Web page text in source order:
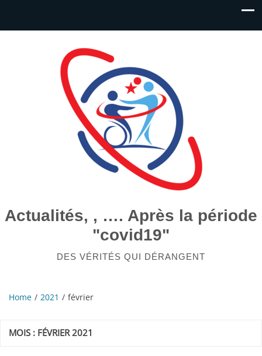
Actualités, , …. Après la période
"covid19"
DES VÉRITÉS QUI DÉRANGENT
Home 2021 février
MOIS : FÉVRIER 2021